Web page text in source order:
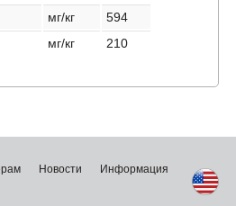
мг/кг
594
мг/кг 210
Новости
Информация